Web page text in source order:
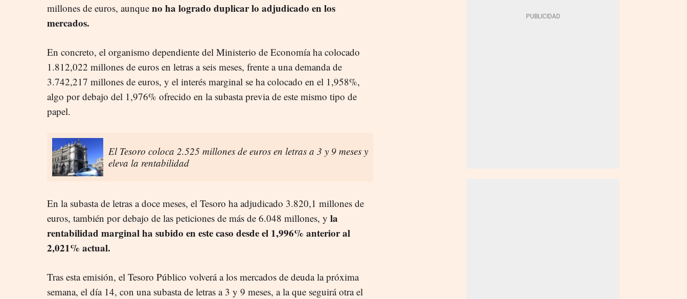
millones de euros, aunque no ha logrado duplicar lo adjudicado en los
mercados.
En concreto, el organismo dependiente del Ministerio de Economía ha colocado
1.812,022 millones de euros en letras a seis meses, frente a una demanda de
3.742,217 millones de euros, y el interés marginal se ha colocado en el 1,958%,
algo por debajo del 1,976% ofrecido en la subasta previa de este mismo tipo de
papel.
El Tesoro coloca 2.525 millones de euros en letras a 3 y 9 meses y
eleva la rentabilidad
En la subasta de letras a doce meses, el Tesoro ha adjudicado 3.820,1 millones de
euros, también por debajo de las peticiones de más de 6.048 millones, y la
rentabilidad marginal ha subido en este caso desde el 1,996% anterior al
2,021% actual.
Tras esta emisión, el Tesoro Público volverá a los mercados de deuda la próxima
semana, el día 14, con una subasta de letras a 3 y 9 meses, a la que seguirá otra el